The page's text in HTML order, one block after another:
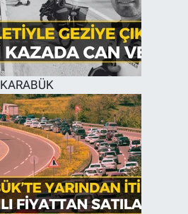
KARABÜK
Süper Lig Puan Durumu ve
Tüm Manşetler
Son Dakika Haberleri
Haber Arşivi